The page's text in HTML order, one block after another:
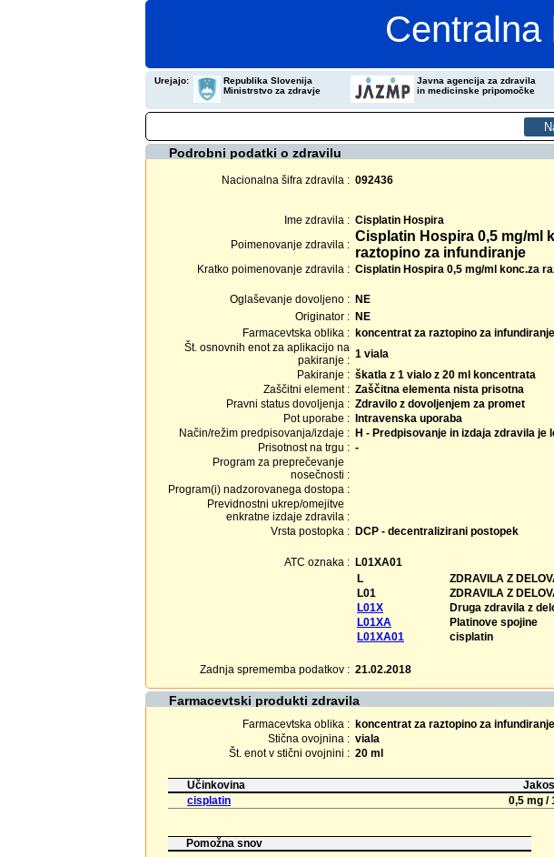
Centralna
Urejajo:
Republika Slovenija
Ministrstvo za zdravje
Javna agencija za zdravila
in medicinske pripomočke
Podrobni podatki o zdravilu
Nacionalna šifra zdravila : 092436
Ime zdravila : Cisplatin Hospira
Poimenovanje zdravila :
Cisplatin Hospira 0,5 mg/ml
raztopino za infundiranje
Kratko poimenovanje zdravila : Cisplatin Hospira 0,5 mg/ml konc.za
Oglaševanje dovoljeno : NE
Originator : NE
Farmacevtska oblika : koncentrat za raztopino za infundiranje
Št. osnovnih enot za aplikacijo na
pakiranje : 1 viala
Pakiranje : škatla z 1 vialo z 20 ml koncentrata
Zaščitni element : Zaščitna elementa nista prisotna
Pravni status dovoljenja : Zdravilo z dovoljenjem za promet
Pot uporabe :
Intravenska uporaba
Način/režim predpisovanja/izdaje : H - Predpisovanje in izdaja zdravila
Prisotnost na trgu : -
Program za preprečevanje
nosečnosti :
Program(i) nadzorovanega dostopa :
Previdnostni ukrep/omejitve
enkratne izdaje zdravila :
Vrsta postopka : DCP - decentralizirani postopek
ATC oznaka : L01XA01
L
ZDRAVILA Z
L01
ZDRAVILA Z
L01X
Druga zdravila z
L01XA
Platinove spojine
L01XA01
cisplatin
Zadnja sprememba podatkov : 21.02.2018
Farmacevtski produkti zdravila
Farmacevtska oblika : koncentrat za raztopino za infundiranje
Stična ovojnina : viala
Št. enot v stični ovojnini : 20 ml
Učinkovina
cisplatin
0,5 mg /
Pomožna snov